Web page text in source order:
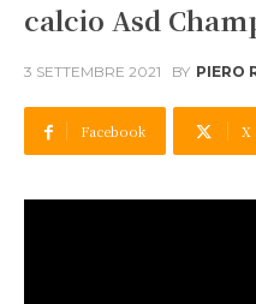
calcio Asd
3 SETTEMBRE 2021 BY PIERO
Facebook X